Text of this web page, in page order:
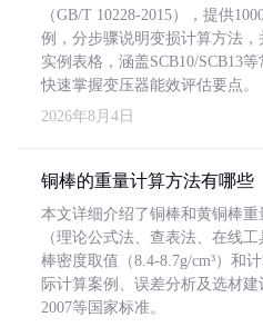
（GB/T 10228-2015），提供
例，分步骤说明变损计算方法
实例表格，涵盖SCB10/SCB13
快速掌握变压器能效评估要点。
2026年8月4日
铜棒的重量计算方法有哪些
本文详细介绍了铜棒和黄铜棒
（理论公式法、查表法、在线
棒密度取值（8.4-8.7g/cm³）和
际计算案例、误差分析及选材
2007等国家标准。